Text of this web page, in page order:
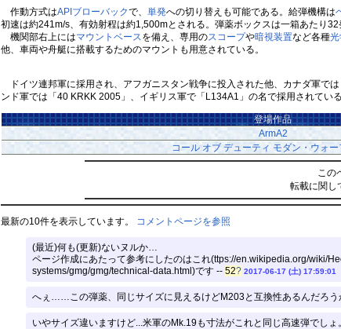
作動方式はAPIブローバックで、 単発への切り替えも可能である。給弾機構は
初速は約241m/s、有効射程は約1,500mとされる。弾薬ボックスは一箱あたり
機関部右上にはマウントベースを備え、専用のスコープや暗視装置など各種光
他、車両や舟艇に搭載するためのマウントも用意されている。
ドイツ連邦軍に採用され、アフガニスタン戦争に投入された他、カナダ軍で
ンド軍では「40 KRKK 2005」、イギリス軍で「L134A1」の名で採用されてい
登場作品
ArmA2
コール オブ デューティ モダン・ウォー
この
転載に関し
最新の10件を表示しています。 コメントページを参照
(最近)何も(更新)ないヌルか…
ページ作成にあたって参考にしたのはこれ(ttps://en.wikipedia.org/wiki/
systems/gmg/gmg/technical-data.html)です -- 52? 2017-06-17 (土) 17:59:01
へぇ……この弾薬、同じサイズに見えるけどM203と互換性あるんだろう
いやサイズ違いますけど...米軍のMk.19も寸法がこれと同じ高速弾でしょ